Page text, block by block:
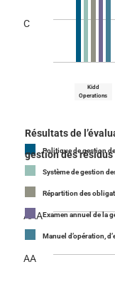
Kidd
Operations
C
Résultats de
gestion des
Politique de gestion
Système de gestion
Répartition des
Examen annuel de la
Manuel d’opération,
AAA
AA